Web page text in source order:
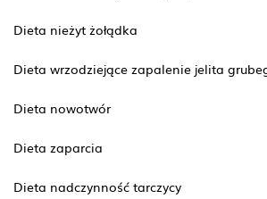
Dieta nieżyt żołądka
Dieta wrzodziejące zapalenie jelita
Dieta nowotwór
Dieta zaparcia
Dieta nadczynność tarczycy